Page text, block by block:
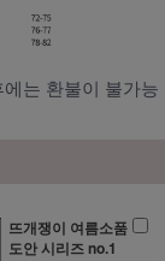
는 환불이 불가능
뜨개쟁이 여름소품
도안 시리즈 no.1